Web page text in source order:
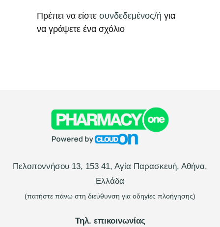
Πρέπει να είστε συνδεδεμένος/ή για
να γράψετε ένα σχόλιο
Πελοποννήσου 13, 153 41, Αγία Παρασκευή, Αθήνα,
Ελλάδα
(πατήστε πάνω στη διεύθυνση για οδηγίες πλοήγησης)
Τηλ. επικοινωνίας